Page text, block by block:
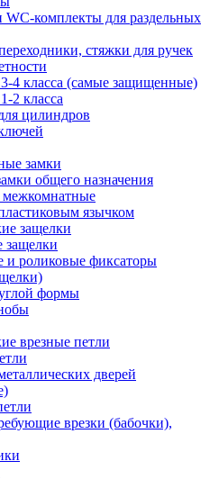
WC-комплекты для раздельных
стяжки для ручек
4 класса (самые защищенные)
2 класса
цилиндров
замки
общего назначения
межкомнатные
язычком
защелки
роликовые фиксаторы
формы
врезные петли
дверей
врезки (бабочки),